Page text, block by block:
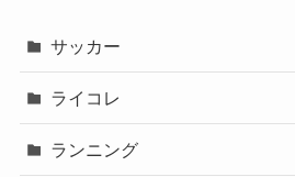
サッカー
ライコレ
ランニング